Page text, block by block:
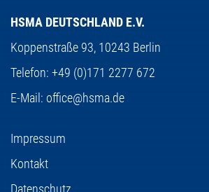
HSMA DEUTSCHLAND E.V.
Koppenstraße 93, 10243 Berlin
Telefon: +49 (0)171 2277 672
E-Mail: office@hsma.de
Impressum
Kontakt